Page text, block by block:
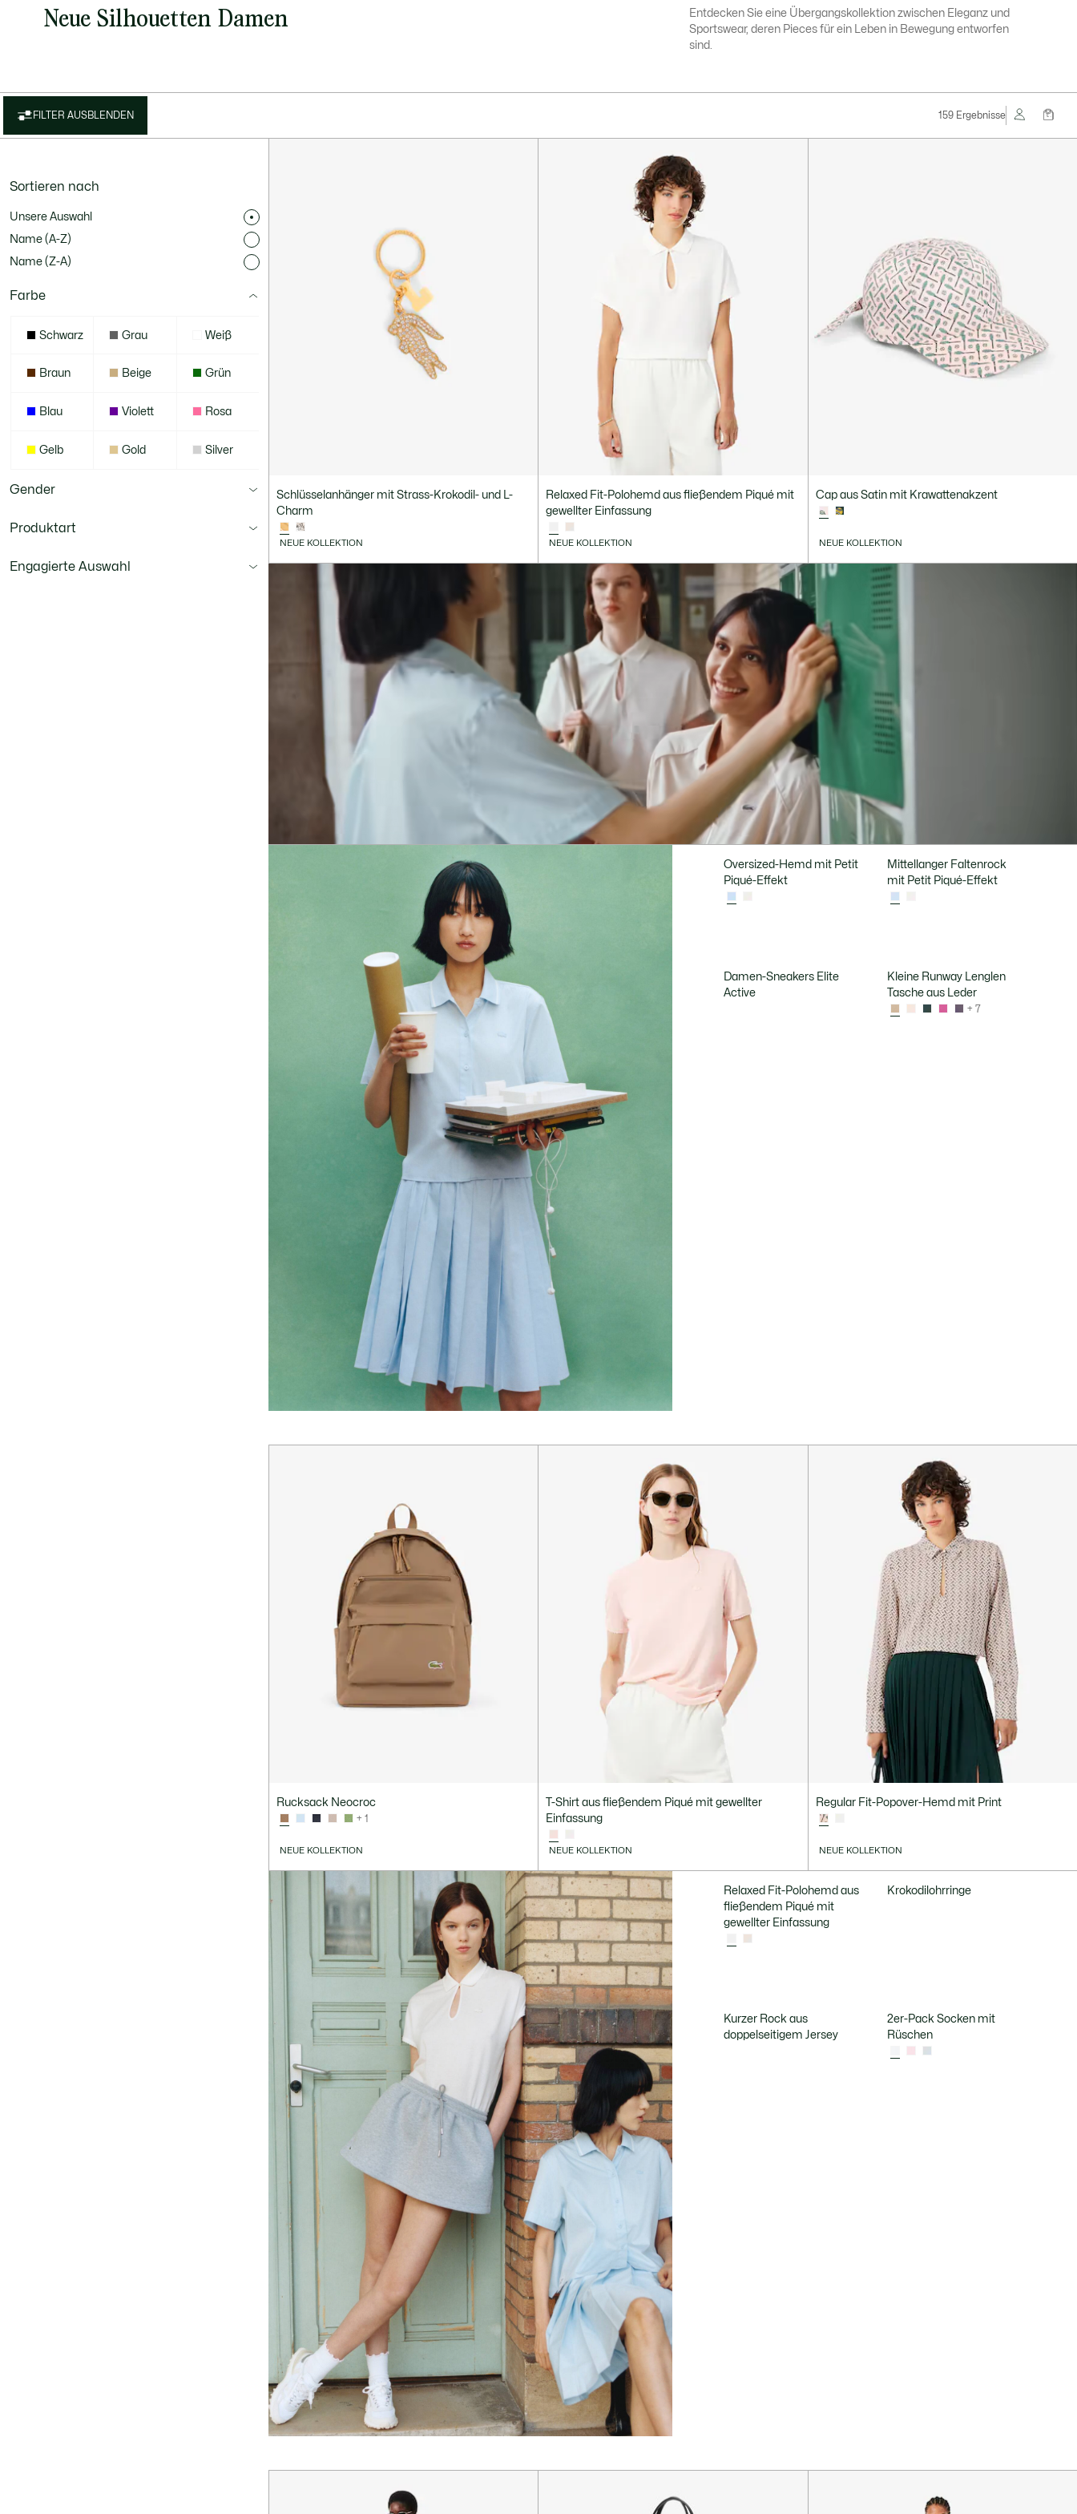
next
layer
Neue Silhouetten Damen
Entdecken Sie eine Übergangskollektion zwischen Eleganz und
Sportswear, deren Pieces für ein Leben in Bewegung entworfen
sind.
FILTER AUSBLENDEN 159 Ergebnisse
Sortieren nach
Unsere Auswahl
Name (A-Z)
Name (Z-A)
Farbe
Schwarz Grau Weiß
Braun Beige Grün
Blau Violett Rosa
Gelb Gold Silver
Gender
Produktart
Engagierte Auswahl
Schlüsselanhänger mit Strass-Krokodil- und L-
Charm
NEUE KOLLEKTION
Relaxed Fit-Polohemd aus fließendem Piqué mit
gewellter Einfassung
NEUE KOLLEKTION
Cap aus Satin mit Krawattenakzent
NEUE KOLLEKTION
Rucksack Neocroc
+ 1
NEUE KOLLEKTION
T-Shirt aus fließendem Piqué mit gewellter
Einfassung
NEUE KOLLEKTION
Regular Fit-Popover-Hemd mit Print
NEUE KOLLEKTION
Oversized-Hemd mit Petit
Piqué-Effekt
Mittellanger Faltenrock
mit Petit Piqué-Effekt
Damen-Sneakers Elite
Active
Kleine Runway Lenglen
Tasche aus Leder
+ 7
Relaxed Fit-Polohemd aus
fließendem Piqué mit
gewellter Einfassung
Krokodilohrringe
Kurzer Rock aus
doppelseitigem Jersey
2er-Pack Socken mit
Rüschen